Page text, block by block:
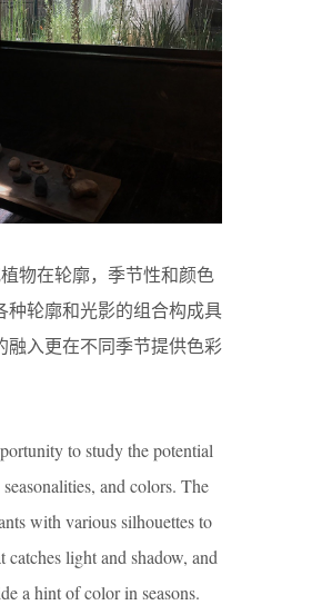
物在轮廓，季节性和颜色
种轮廓和光影的组合构成具
融入更在不同季节提供色彩
to study the potential
and colors. The
with various silhouettes to
catches light and shadow, and
a hint of color in seasons.